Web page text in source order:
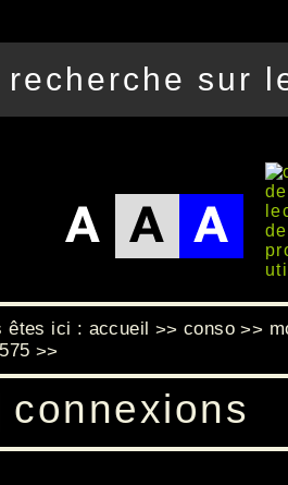
êtes ici : accueil >>conso >>
>>
connexions